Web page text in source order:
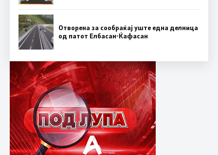
Отворена за сообраќај уште една делница
од патот Елбасан-Ќафасан